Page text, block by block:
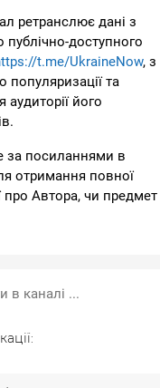
ретранслює дані з
публічно-доступного
t.me/UkraineNow, з
популяризації та
аудиторії його
за посиланнями в
отримання повної
про Автора, чи предмет